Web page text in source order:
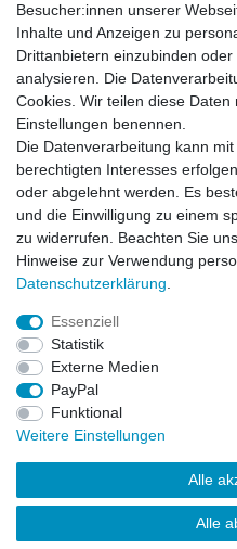
Datum der
Datum der Kauferfahrung:
253
Impressum
Widerrufs­recht
Besucher:innen unserer
Inhalte und Anzeigen zu
Drittanbietern einzubinden
analysieren. Die
Cookies. Wir teilen diese
Einstellungen benennen.
Die Datenverarbeitung kann
berechtigten Interesses
oder abgelehnt werden. Es
und die Einwilligung zu einem
zu widerrufen. Beachten Sie
Hinweise zur Verwendung
Daten­schutz­erklärung
Essenziell
Statistik
Externe Medien
PayPal
Funktional
Weitere Einstellungen
Alle
Alle